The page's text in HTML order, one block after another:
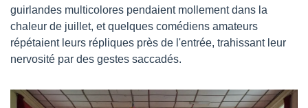
guirlandes multicolores pendaient mollement dans la
chaleur de juillet, et quelques comédiens amateurs
répétaient leurs répliques près de l'entrée, trahissant leur
nervosité par des gestes saccadés.